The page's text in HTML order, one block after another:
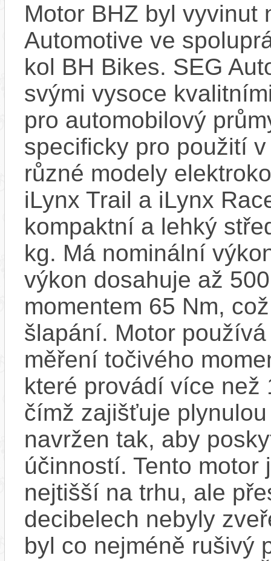
Motor BHZ byl vyvinut
Automotive ve
kol BH Bikes. SEG
svými vysoce
pro automobilový
specificky pro použití
různé modely
iLynx Trail a iLynx
kompaktní a lehký
kg. Má nominální
výkon dosahuje až
momentem 65 Nm,
šlapání. Motor
měření točivého
které provádí více než
čímž zajišťuje
navržen tak, aby
účinností​. Tento
nejtišší na trhu, ale
decibelech nebyly
byl co nejméně rušivý